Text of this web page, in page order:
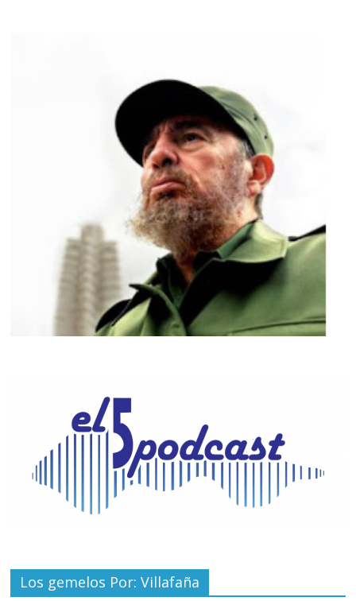
Los gemelos Por: Villafaña